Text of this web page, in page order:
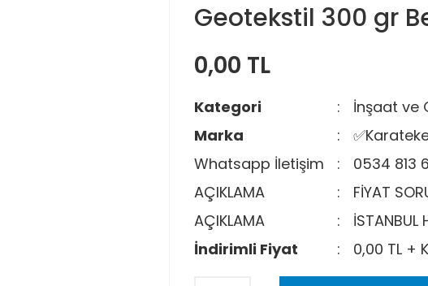
Geotekstil 300 gr
0,00 TL
Kategori
İnşaat ve
Marka
Whatsapp İletişim
0534 813
AÇIKLAMA
FİYAT
AÇIKLAMA
İSTANBUL
İndirimli Fiyat
0,00 TL +